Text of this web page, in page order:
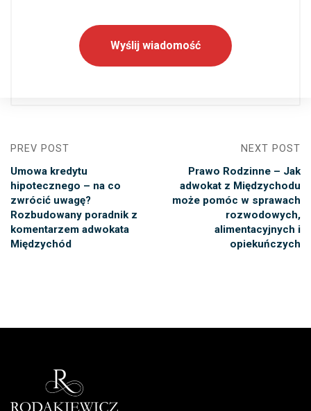
PREV POST
Umowa kredytu
hipotecznego – na co
zwrócić uwagę?
Rozbudowany poradnik z
komentarzem adwokata
Międzychód
NEXT POST
Prawo Rodzinne – Jak
adwokat z Międzychodu
może pomóc w sprawach
rozwodowych,
alimentacyjnych i
opiekuńczych